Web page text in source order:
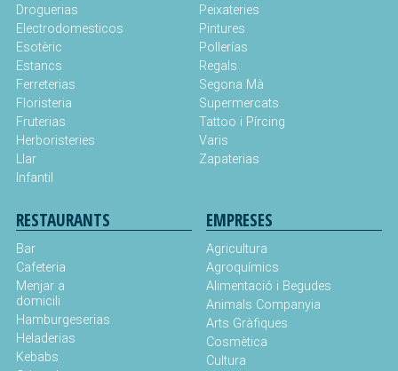
Droguerias
Electrodomesticos
Esotèric
Estancs
Ferreterias
Floristeria
Fruterias
Herboristeries
Llar
Infantil
Peixateries
Pintures
Pollerías
Regals
Segona Mà
Supermercats
Tattoo i Pírcing
Varis
Zapaterias
RESTAURANTS
Bar
Cafeteria
Menjar a
domicili
Hamburgeserias
Heladerias
Kebabs
EMPRESES
Agricultura
Agroquímics
Alimentació i Begudes
Animals Companyia
Arts Gràfiques
Cosmètica
Cultura